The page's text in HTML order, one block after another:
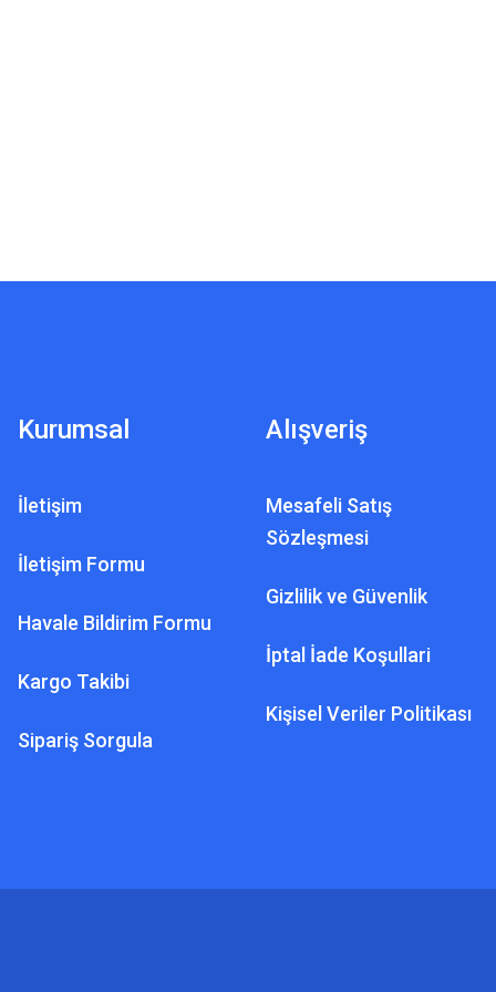
Kurumsal
İletişim
İletişim Formu
Havale Bildirim Formu
Kargo Takibi
Sipariş Sorgula
Alışveriş
Mesafeli Satış
Sözleşmesi
Gizlilik ve Güvenlik
İptal İade Koşullari
Kişisel Veriler Politikası